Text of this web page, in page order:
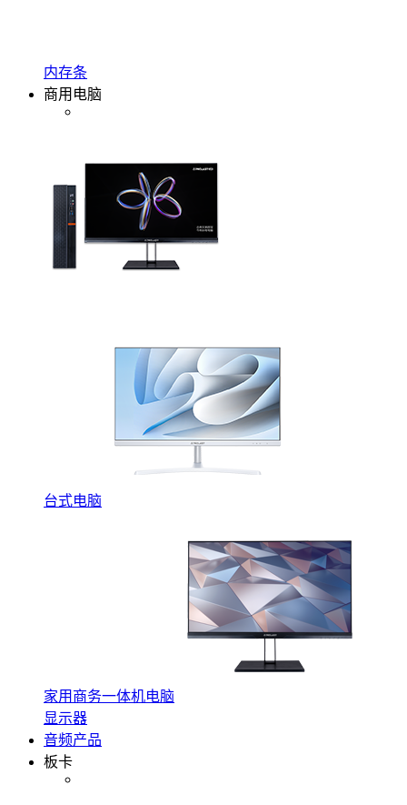
内存条
商用电脑
台式电脑
家用商务一体机电脑
显示器
音频产品
板卡